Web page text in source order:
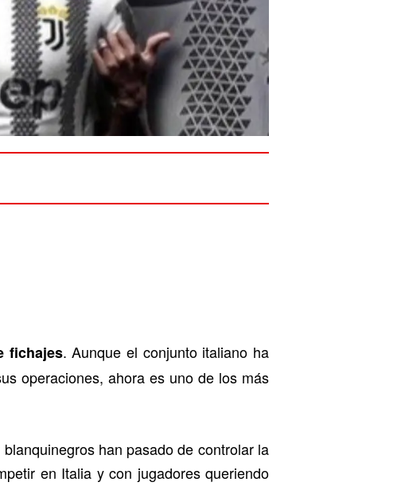
fichajes. Aunque el conjunto italiano ha
operaciones, ahora es uno de los más
han pasado de controlar la
en Italia y con jugadores queriendo